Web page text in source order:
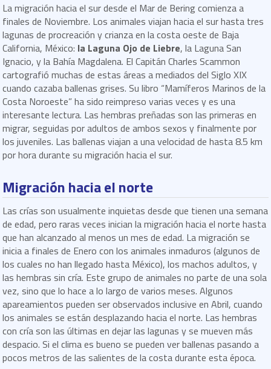
La migración hacia el sur desde el Mar de Bering comienza a
finales de Noviembre. Los animales viajan hacia el sur hasta tres
lagunas de procreación y crianza en la costa oeste de Baja
California, México: la Laguna Ojo de Liebre, la Laguna San
Ignacio, y la Bahía Magdalena. El Capitán Charles Scammon
cartografió muchas de estas áreas a mediados del Siglo XIX
cuando cazaba ballenas grises. Su libro “Mamíferos Marinos de la
Costa Noroeste” ha sido reimpreso varias veces y es una
interesante lectura. Las hembras preñadas son las primeras en
migrar, seguidas por adultos de ambos sexos y finalmente por
los juveniles. Las ballenas viajan a una velocidad de hasta 8.5 km
por hora durante su migración hacia el sur.
Migración hacia el norte
Las crías son usualmente inquietas desde que tienen una semana
de edad, pero raras veces inician la migración hacia el norte hasta
que han alcanzado al menos un mes de edad. La migración se
inicia a finales de Enero con los animales inmaduros (algunos de
los cuales no han llegado hasta México), los machos adultos, y
las hembras sin cría. Este grupo de animales no parte de una sola
vez, sino que lo hace a lo largo de varios meses. Algunos
apareamientos pueden ser observados inclusive en Abril, cuando
los animales se están desplazando hacia el norte. Las hembras
con cría son las últimas en dejar las lagunas y se mueven más
despacio. Si el clima es bueno se pueden ver ballenas pasando a
pocos metros de las salientes de la costa durante esta época.